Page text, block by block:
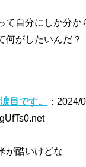
て自分にしか分か
何がしたいんだ？
目です。
：2024/
が酷いけどな